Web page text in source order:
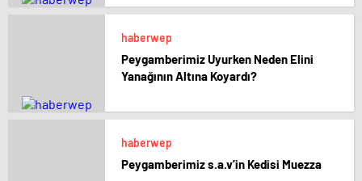
haberwep
Peygamberimiz Uyurken Neden Elini
Yanağının Altına Koyardı?
haberwep
Peygamberimiz s.a.v’in Kedisi Muezza